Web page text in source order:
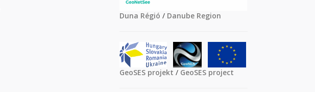
Duna Régió / Danube Region
GeoSES projekt / GeoSES project